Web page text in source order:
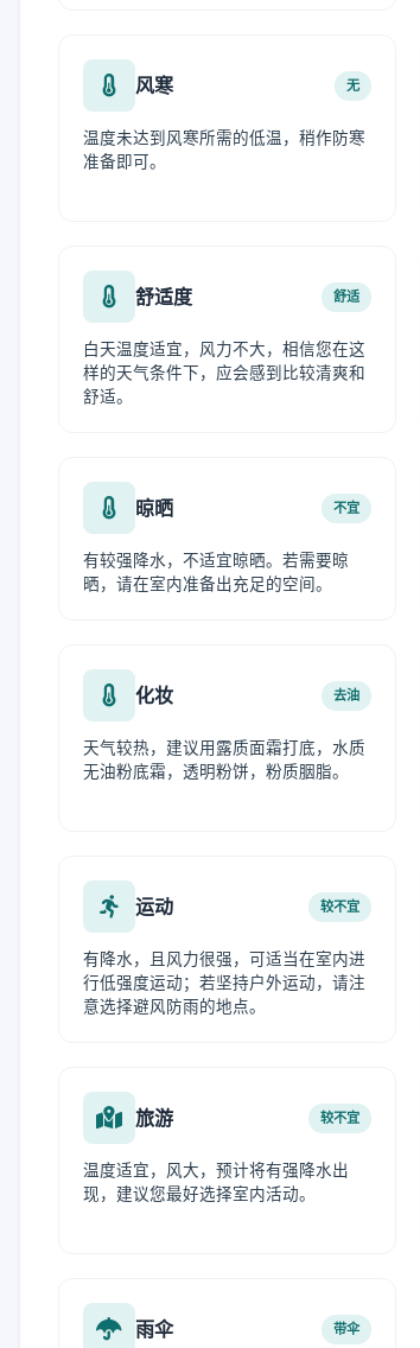
风寒 无
温度未达到风寒所需的低温，稍作防寒
准备即可。
舒适度 舒适
白天温度适宜，风力不大，相信您在这
样的天气条件下，应会感到比较清爽和
舒适。
晾晒 不宜
有较强降水，不适宜晾晒。若需要晾
晒，请在室内准备出充足的空间。
化妆 去油
天气较热，建议用露质面霜打底，水质
无油粉底霜，透明粉饼，粉质胭脂。
运动 较不宜
有降水，且风力很强，可适当在室内进
行低强度运动；若坚持户外运动，请注
意选择避风防雨的地点。
旅游 较不宜
温度适宜，风大，预计将有强降水出
现，建议您最好选择室内活动。
雨伞 带伞